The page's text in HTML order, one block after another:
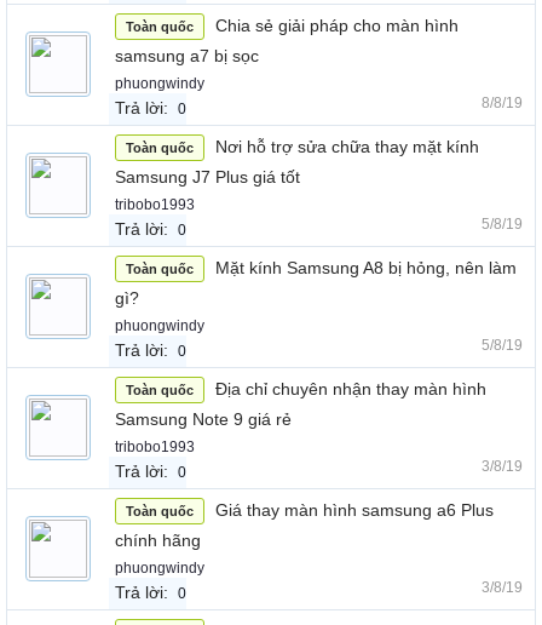
Toàn quốc
Chia sẻ giải pháp cho màn hình
samsung a7 bị sọc
phuongwindy
Trả lời: 0 8/8/19
Toàn quốc
Nơi hỗ trợ sửa chữa thay mặt kính
Samsung J7 Plus giá tốt
tribobo1993
Trả lời: 0 5/8/19
Toàn quốc
Mặt kính Samsung A8 bị hỏng, nên làm
gì?
phuongwindy
Trả lời: 0 5/8/19
Toàn quốc
Địa chỉ chuyên nhận thay màn hình
Samsung Note 9 giá rẻ
tribobo1993
Trả lời: 0 3/8/19
Toàn quốc
Giá thay màn hình samsung a6 Plus
chính hãng
phuongwindy
Trả lời: 0 3/8/19